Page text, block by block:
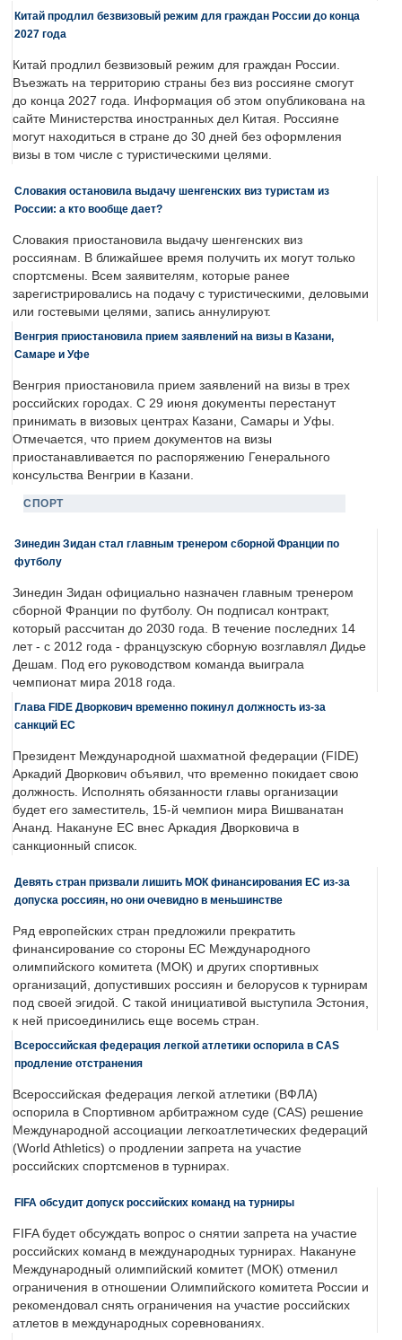
Китай продлил безвизовый режим для граждан России до конца
2027 года
Китай продлил безвизовый режим для граждан России.
Въезжать на территорию страны без виз россияне смогут
до конца 2027 года. Информация об этом опубликована на
сайте Министерства иностранных дел Китая. Россияне
могут находиться в стране до 30 дней без оформления
визы в том числе с туристическими целями.
Словакия остановила выдачу шенгенских виз туристам из
России: а кто вообще дает?
Словакия приостановила выдачу шенгенских виз
россиянам. В ближайшее время получить их могут только
спортсмены. Всем заявителям, которые ранее
зарегистрировались на подачу с туристическими, деловыми
или гостевыми целями, запись аннулируют.
Венгрия приостановила прием заявлений на визы в Казани,
Самаре и Уфе
Венгрия приостановила прием заявлений на визы в трех
российских городах. С 29 июня документы перестанут
принимать в визовых центрах Казани, Самары и Уфы.
Отмечается, что прием документов на визы
приостанавливается по распоряжению Генерального
консульства Венгрии в Казани.
СПОРТ
Зинедин Зидан стал главным тренером сборной Франции по
футболу
Зинедин Зидан официально назначен главным тренером
сборной Франции по футболу. Он подписал контракт,
который рассчитан до 2030 года. В течение последних 14
лет - с 2012 года - французскую сборную возглавлял Дидье
Дешам. Под его руководством команда выиграла
чемпионат мира 2018 года.
Глава FIDE Дворкович временно покинул должность из-за
санкций ЕС
Президент Международной шахматной федерации (FIDE)
Аркадий Дворкович объявил, что временно покидает свою
должность. Исполнять обязанности главы организации
будет его заместитель, 15-й чемпион мира Вишванатан
Ананд. Накануне ЕС внес Аркадия Дворковича в
санкционный список.
Девять стран призвали лишить МОК финансирования ЕС из-за
допуска россиян, но они очевидно в меньшинстве
Ряд европейских стран предложили прекратить
финансирование со стороны ЕС Международного
олимпийского комитета (МОК) и других спортивных
организаций, допустивших россиян и белорусов к турнирам
под своей эгидой. С такой инициативой выступила Эстония,
к ней присоединились еще восемь стран.
Всероссийская федерация легкой атлетики оспорила в CAS
продление отстранения
Всероссийская федерация легкой атлетики (ВФЛА)
оспорила в Спортивном арбитражном суде (CAS) решение
Международной ассоциации легкоатлетических федераций
(World Athletics) о продлении запрета на участие
российских спортсменов в турнирах.
FIFA обсудит допуск российских команд на турниры
FIFA будет обсуждать вопрос о снятии запрета на участие
российских команд в международных турнирах. Накануне
Международный олимпийский комитет (МОК) отменил
ограничения в отношении Олимпийского комитета России и
рекомендовал снять ограничения на участие российских
атлетов в международных соревнованиях.